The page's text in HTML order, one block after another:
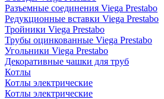
Разъемные соединения Viega Prestabo
Редукционные вставки Viega Prestabo
Тройники Viega Prestabo
Трубы оцинкованные Viega Prestabo
Угольники Viega Prestabo
Декоративные чашки для труб
Котлы
Котлы электрические
Котлы электрические